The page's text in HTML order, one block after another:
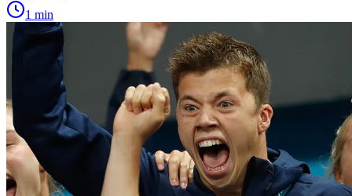
1 min